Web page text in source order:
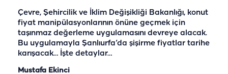
Çevre, Şehircilik ve İklim Değişikliği Bakanlığı, konut
fiyat manipülasyonlarının önüne geçmek için
taşınmaz değerleme uygulamasını devreye alacak.
Bu uygulamayla Şanlıurfa’da şişirme fiyatlar tarihe
karışacak… İşte detaylar…
Mustafa Ekinci